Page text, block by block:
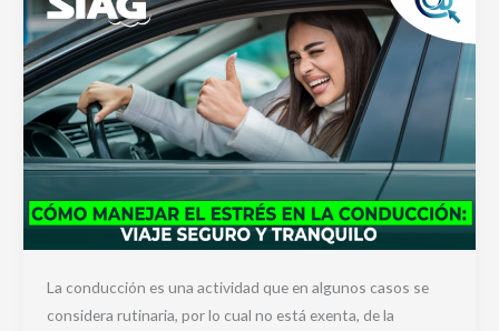
La conducción es una actividad que en algunos casos se
considera rutinaria, por lo cual no está exenta, de la